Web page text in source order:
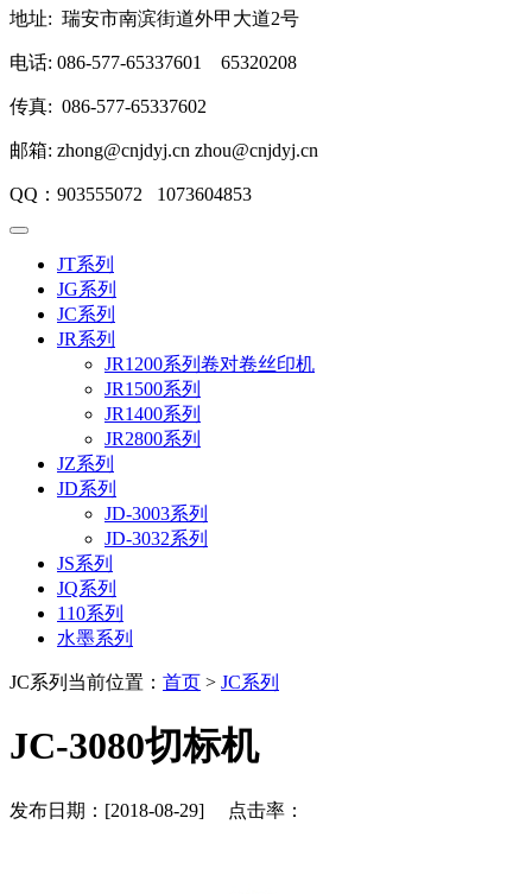
地址: 瑞安市南滨街道外甲大道2号
电话: 086-577-65337601 65320208
传真: 086-577-65337602
邮箱: zhong@cnjdyj.cn zhou@cnjdyj.cn
QQ：903555072 1073604853
JT系列
JG系列
JC系列
JR系列
JR1200系列卷对卷丝印机
JR1500系列
JR1400系列
JR2800系列
JZ系列
JD系列
JD-3003系列
JD-3032系列
JS系列
JQ系列
110系列
水墨系列
JC系列 当前位置： 首页 > JC系列
JC-3080切标机
发布日期：[2018-08-29] 点击率：